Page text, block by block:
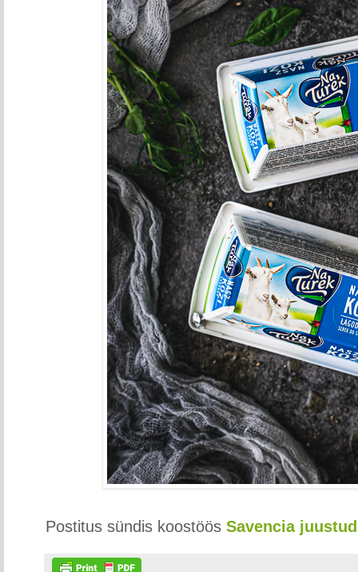
Postitus sündis koostöös Savencia